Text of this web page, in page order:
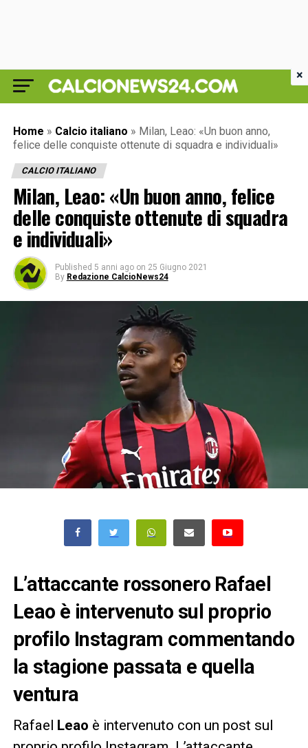
Home » Calcio italiano » Milan, Leao: «Un buon anno,
felice delle conquiste ottenute di squadra e individuali»
CALCIO ITALIANO
Milan, Leao: «Un buon anno, felice
delle conquiste ottenute di squadra
e individuali»
Published 5 anni ago on 25 Giugno 2021
By Redazione CalcioNews24
L’attaccante rossonero Rafael
Leao è intervenuto sul proprio
profilo Instagram commentando
la stagione passata e quella
ventura
Rafael Leao è intervenuto con un post sul
×